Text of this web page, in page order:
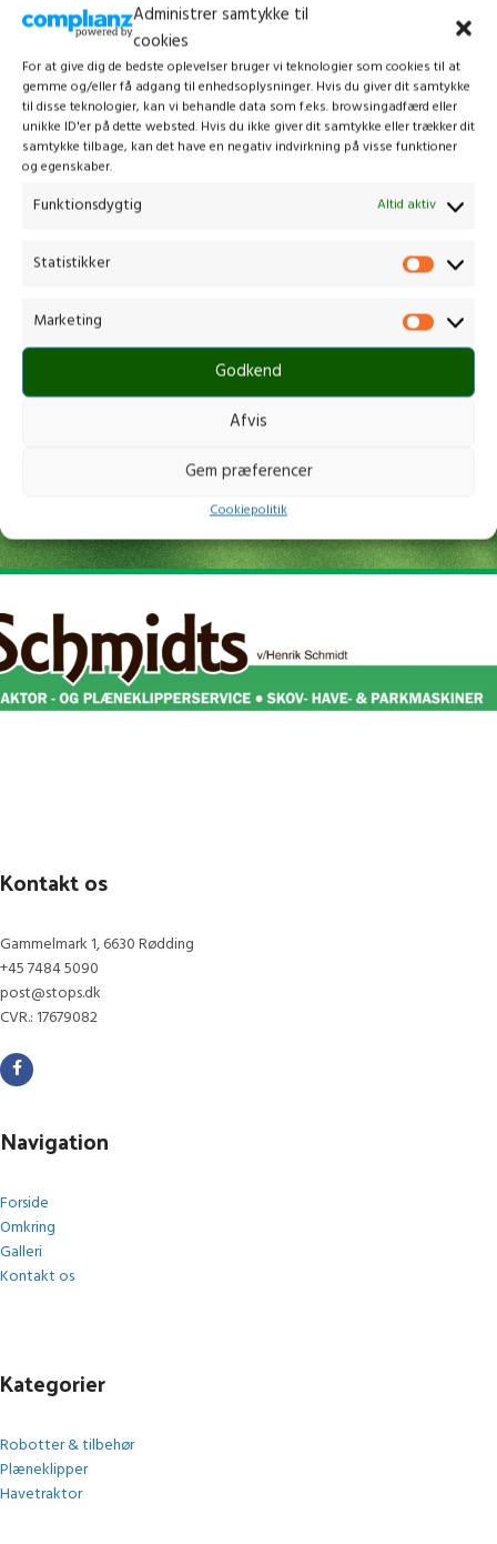
Administrer samtykke til
cookies
For at give dig de bedste oplevelser bruger vi teknologier som cookies til at
gemme og/eller få adgang til enhedsoplysninger. Hvis du giver dit samtykke
til disse teknologier, kan vi behandle data som f.eks. browsingadfærd eller
unikke ID'er på dette websted. Hvis du ikke giver dit samtykke eller trækker dit
samtykke tilbage, kan det have en negativ indvirkning på visse funktioner
og egenskaber.
Funktionsdygtig Altid aktiv
Statistikker
Marketing
Godkend
Afvis
Gem præferencer
Cookiepolitik
HUSQVARNA 225I UDEN
BATTERI OG OPLADER
Kædesav,Alle kædesav
m. batteri
Højtydende kædesav til nem og hurtig
skæring Husqvarna 225i er en
batteridrevet kædesav med lav vægt,
STIGA SMT 100 AE KIT
Alle kædesav,
Hækkeklipper m. batteri,kædesav
Batteridrevet multi-tool til uafbrudt
hækkeklipning og beskæring af grene
Selen hægtes på dit multi-tool for
lettere arbejde og bedre balance
55 cm teleskopisk forlænger giver
hækkeklipper og 2,55 m - kædesav
med soft grip-håndtag
skærer gennem mellemtykke grene
Uden batteri og oplader
Kontakt os
Gammelmark 1, 6630 Rødding
+45 7484 5090
post@stops.dk
CVR.: 17679082
Navigation
Forside
Omkring
Galleri
Kontakt os
Kategorier
Robotter & tilbehør
Plæneklipper
Havetraktor